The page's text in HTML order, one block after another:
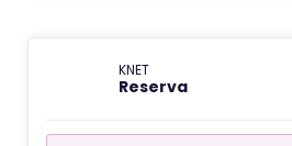
KNET
Reserva